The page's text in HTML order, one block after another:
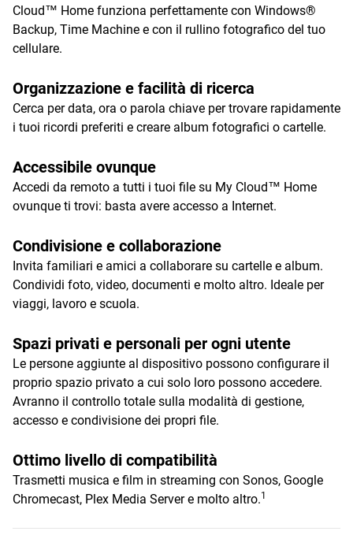
Cloud™ Home funziona perfettamente con Windows®
Backup, Time Machine e con il rullino fotografico del tuo
cellulare.
Organizzazione e facilità di ricerca
Cerca per data, ora o parola chiave per trovare rapidamente
i tuoi ricordi preferiti e creare album fotografici o cartelle.
Accessibile ovunque
Accedi da remoto a tutti i tuoi file su My Cloud™ Home
ovunque ti trovi: basta avere accesso a Internet.
Condivisione e collaborazione
Invita familiari e amici a collaborare su cartelle e album.
Condividi foto, video, documenti e molto altro. Ideale per
viaggi, lavoro e scuola.
Spazi privati e personali per ogni utente
Le persone aggiunte al dispositivo possono configurare il
proprio spazio privato a cui solo loro possono accedere.
Avranno il controllo totale sulla modalità di gestione,
accesso e condivisione dei propri file.
Ottimo livello di compatibilità
Trasmetti musica e film in streaming con Sonos, Google
Chromecast, Plex Media Server e molto altro.1